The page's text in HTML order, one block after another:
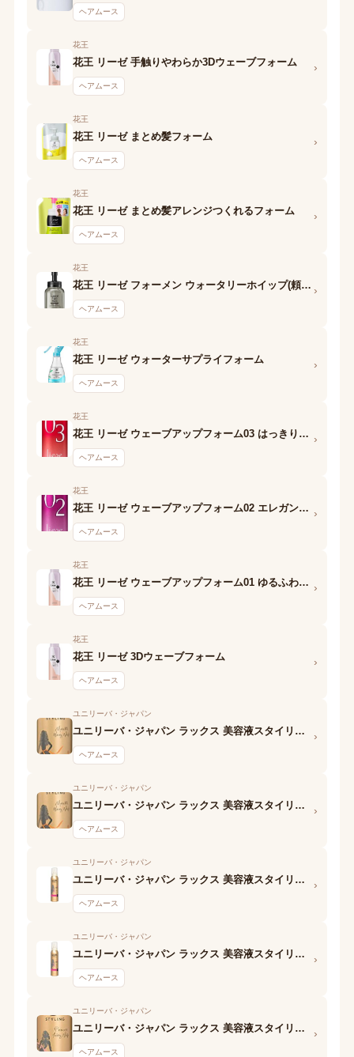
ヘアムース
花王
花王 リーゼ 手触りやわらか3Dウェーブフォーム
ヘアムース
›
花王
花王 リーゼ まとめ髪フォーム
ヘアムース
›
花王
花王 リーゼ まとめ髪アレンジつくれるフォーム
ヘアムース
›
花王
花王 リーゼ フォーメン ウォータリーホイップ(頼られスタイル)
ヘアムース
›
花王
花王 リーゼ ウォーターサプライフォーム
ヘアムース
›
花王
花王 リーゼ ウェーブアップフォーム03 はっきりウェーブ
ヘアムース
›
花王
花王 リーゼ ウェーブアップフォーム02 エレガントウェーブ
ヘアムース
›
花王
花王 リーゼ ウェーブアップフォーム01 ゆるふわウェーブ
ヘアムース
›
花王
花王 リーゼ 3Dウェーブフォーム
ヘアムース
›
ユニリーバ・ジャパン
ユニリーバ・ジャパン ラックス 美容液スタイリング ゆるやかウェーブフォーム
ヘアムース
›
ユニリーバ・ジャパン
ユニリーバ・ジャパン ラックス 美容液スタイリング ゆるやかウェーブ フォーム
ヘアムース
›
ユニリーバ・ジャパン
ユニリーバ・ジャパン ラックス 美容液スタイリング モイストウェーブ&カールフォーム
ヘアムース
›
ユニリーバ・ジャパン
ユニリーバ・ジャパン ラックス 美容液スタイリング メリハリウェーブ フォーム
ヘアムース
›
ユニリーバ・ジャパン
ユニリーバ・ジャパン ラックス 美容液スタイリング ふんわりエアムーブフォーム
ヘアムース
›